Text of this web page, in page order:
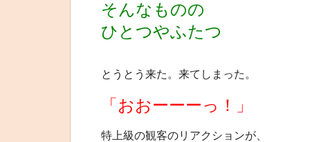
そんなものの
ひとつやふたつ
とうとう来た。来てしまった。
「おおーーーっ！」
特上級の観客のリアクションが、